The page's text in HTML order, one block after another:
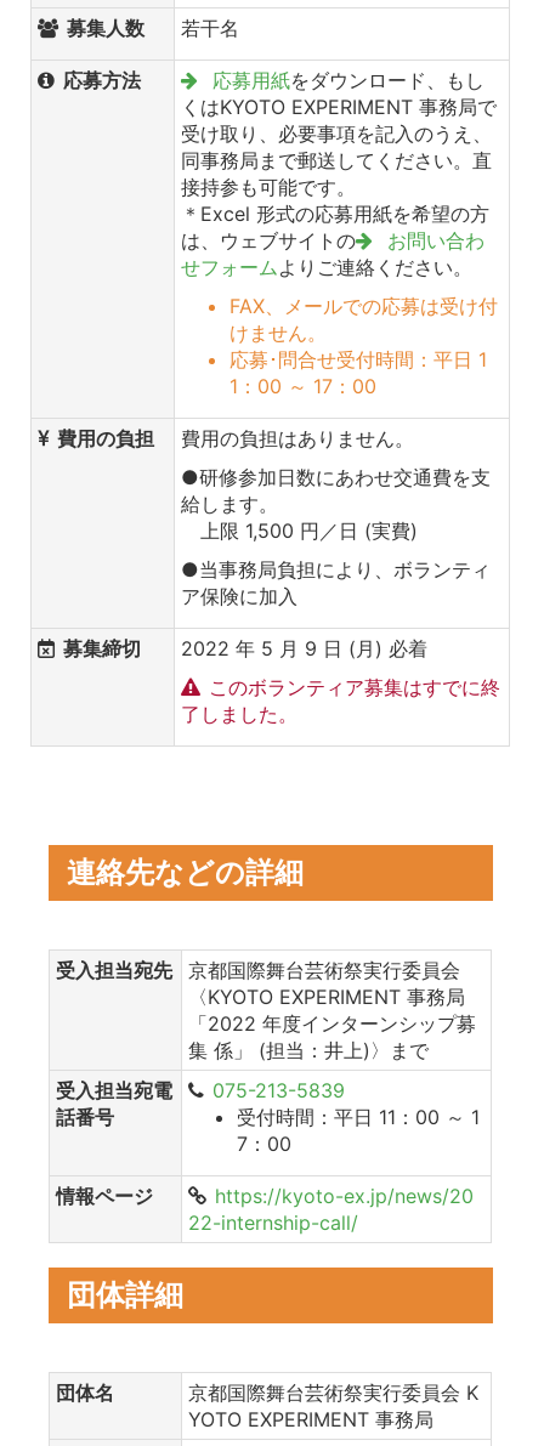
募集人数 若干名
応募方法 応募用紙をダウンロード、もし
くはKYOTO EXPERIMENT 事務局で
受け取り、必要事項を記入のうえ、
同事務局まで郵送してください。直
接持参も可能です。
＊Excel 形式の応募用紙を希望の方
は、ウェブサイトの
お問い合わ
せフォームよりご連絡ください。
FAX、メールでの応募は受け付
けません。
応募･問合せ受付時間：平日 1
1：00 ～ 17：00
費用の負担
費用の負担はありません。
●研修参加日数にあわせ交通費を支
給します。
上限 1,500 円／日 (実費)
●当事務局負担により、ボランティ
ア保険に加入
募集締切
2022 年 5 月 9 日 (月) 必着
このボランティア募集はすでに終
了しました。
連絡先などの詳細
受入担当宛先
京都国際舞台芸術祭実行委員会
〈KYOTO EXPERIMENT 事務局
「2022 年度インターンシップ募
集 係」 (担当：井上)〉まで
受入担当宛電
話番号
075-213-5839
受付時間：平日 11：00 ～ 1
7：00
情報ページ
https://kyoto-ex.jp/news/20
22-internship-call/
団体詳細
団体名
京都国際舞台芸術祭実行委員会 K
YOTO EXPERIMENT 事務局